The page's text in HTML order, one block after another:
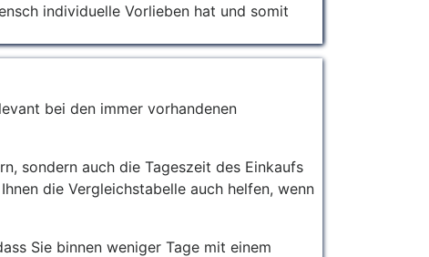
individuelle Vorlieben hat und somit
bei den immer vorhandenen
sondern auch die Tageszeit des Einkaufs
die Vergleichstabelle auch helfen, wenn
Sie binnen weniger Tage mit einem